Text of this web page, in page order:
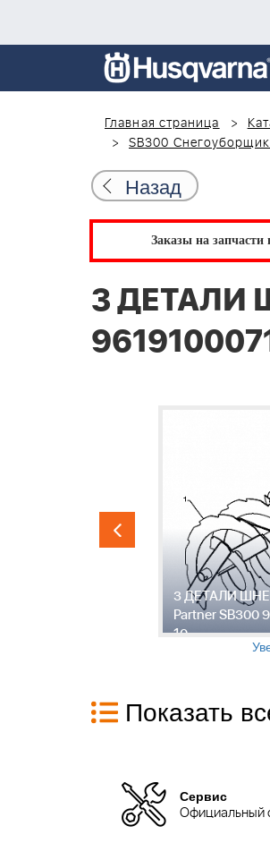
Главная страница
SB300
Назад
Заказы на запчасти
3 ДЕТАЛИ
3 ДЕТАЛИ
Partner SB300
10
Показать
Сервис
Официальный